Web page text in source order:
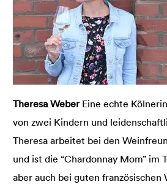
Theresa Weber Eine echte
von zwei Kindern und
Theresa arbeitet bei den
und ist die “Chardonnay Mom” im
aber auch bei guten französischen